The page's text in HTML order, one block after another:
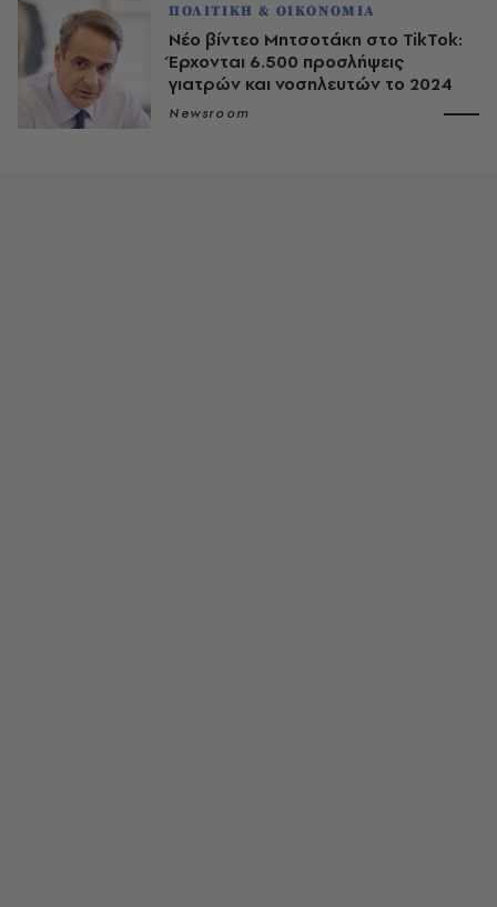
ΠΟΛΙΤΙΚΗ & ΟΙΚΟΝΟΜΙΑ
Νέο βίντεο Μητσοτάκη στο TikTok:
Έρχονται 6.500 προσλήψεις
γιατρών και νοσηλευτών το 2024
Newsroom